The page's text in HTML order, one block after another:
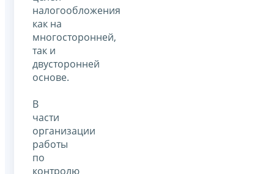
налогообложения
как на
многосторонней,
так и
двусторонней
основе.
В
части
организации
работы
по
контролю